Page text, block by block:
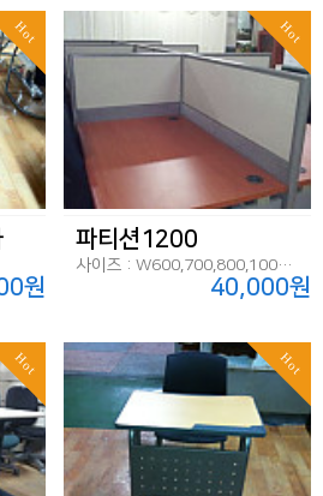
Hot
원
Hot
파티션1200
사이즈 : W600,700,800,1000,1200 *D45 *H1200
40,000원
Hot Hot